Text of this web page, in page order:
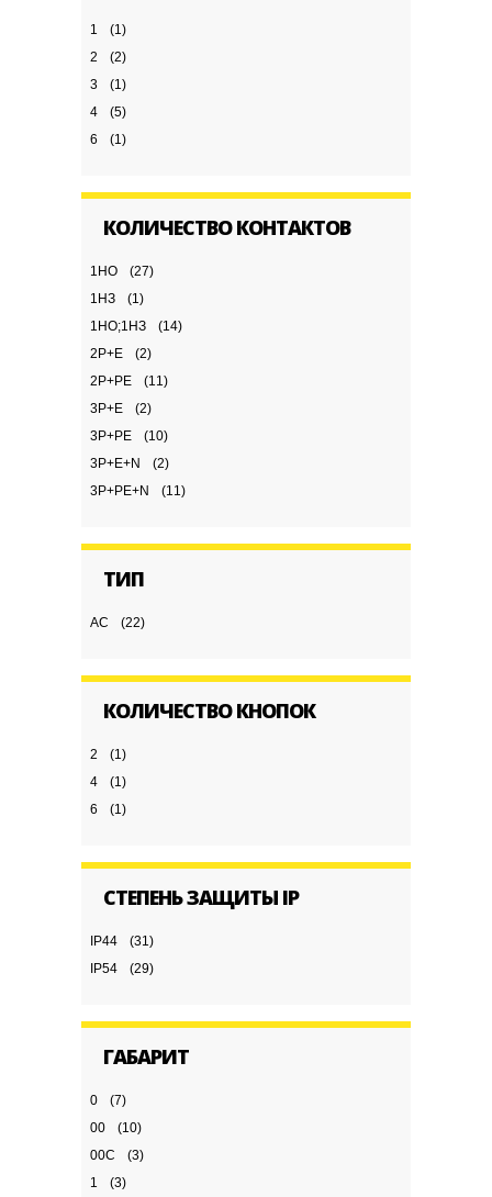
1
(1)
2
(2)
3
(1)
4
(5)
6
(1)
КОЛИЧЕСТВО КОНТАКТОВ
1НО
(27)
1НЗ
(1)
1НО;1НЗ
(14)
2Р+Е
(2)
2Р+РЕ
(11)
3Р+Е
(2)
3Р+РЕ
(10)
3Р+Е+N
(2)
3Р+РЕ+N
(11)
ТИП
AC (22)
КОЛИЧЕСТВО КНОПОК
2
(1)
4
(1)
6
(1)
СТЕПЕНЬ ЗАЩИТЫ IP
IP44
(31)
IP54
(29)
ГАБАРИТ
0
(7)
00
(10)
00С
(3)
1
(3)